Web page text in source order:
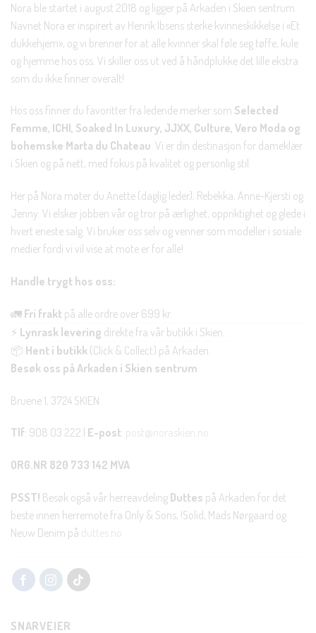
Nora ble startet i august 2018 og ligger på Arkaden i Skien sentrum.
Navnet Nora er inspirert av Henrik Ibsens sterke kvinneskikkelse i «Et
dukkehjem», og vi brenner for at alle kvinner skal føle seg tøffe, kule
og hjemme hos oss. Vi skiller oss ut ved å håndplukke det lille ekstra
som du ikke finner overalt!
Hos oss finner du favoritter fra ledende merker som Selected
Femme, ICHI, Soaked In Luxury, JJXX, Culture, Vero Moda og
bohemske Marta du Chateau. Vi er din destinasjon for dameklær
i Skien og på nett, med fokus på kvalitet og personlig stil.
Her på Nora møter du Anette (daglig leder), Rebekka, Anne-Kjersti og
Jenny. Vi elsker jobben vår og tror på ærlighet, oppriktighet og glede i
hvert eneste salg. Vi bruker oss selv og venner som modeller i sosiale
medier fordi vi vil vise at mote er for alle!
Handle trygt hos oss:
🚛 Fri frakt på alle ordre over 699 kr.
⚡ Lynrask levering direkte fra vår butikk i Skien.
📦 Hent i butikk (Click & Collect) på Arkaden.
Besøk oss på Arkaden i Skien sentrum
Bruene 1, 3724 SKIEN
Tlf: 908 03 222 | E-post: post@noraskien.no
ORG.NR 820 733 142 MVA
PSST! Besøk også vår herreavdeling Duttes på Arkaden for det
beste innen herremote fra Only & Sons, !Solid, Mads Nørgaard og
Neuw Denim på duttes.no
SNARVEIER